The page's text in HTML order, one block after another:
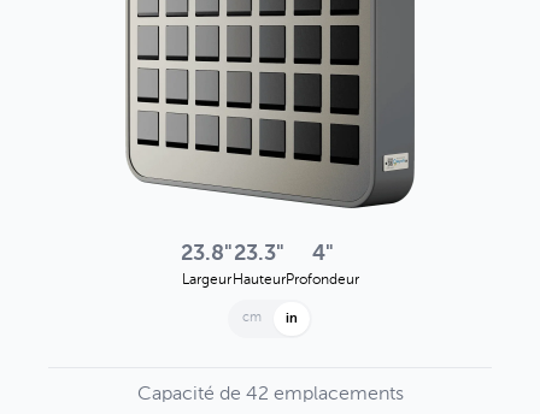
23.8"
Largeur
23.3"
Hauteur
4"
Profondeur
cm in
Capacité de 42 emplacements